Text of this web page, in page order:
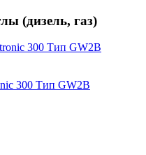
(дизель, газ)
300 Тип GW2B